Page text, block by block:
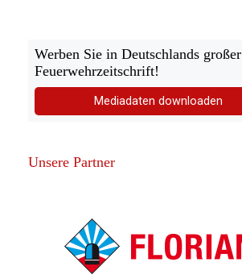
Werben Sie in Deutschlands großer
Feuerwehrzeitschrift!
Mediadaten downloaden
Unsere Partner